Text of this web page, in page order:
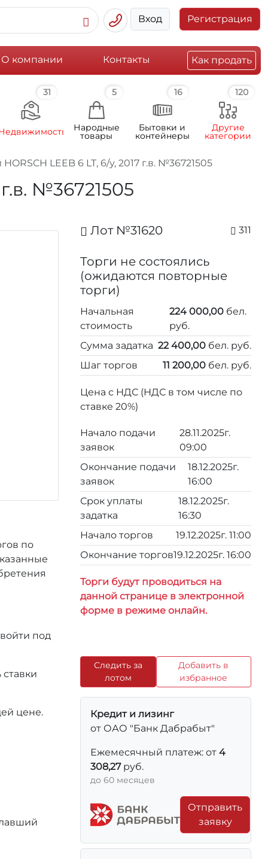
Вход Регистрация
О компании Контакты Как продать
31 5
Народные
товары
16
Бытовки и
контейнеры
120
Другие
категории
LEEB 6 LT, 6/у, 2017 г.в. №36721505
№36721505
по
под
цене.
Лот №31620 311
Торги не состоялись
(ожидаются повторные
торги)
Начальная
стоимость
224 000,00бел.
руб.
Сумма задатка 22 400,00 бел. руб.
Шаг торгов
11 200,00 бел. руб.
Цена с НДС (НДС в том числе по
ставке 20%)
Начало подачи
заявок
28.11.2025г.
09:00
Окончание подачи
заявок
18.12.2025г.
16:00
Срок уплаты
задатка
18.12.2025г.
16:30
Начало торгов
19.12.2025г. 11:00
Окончание торгов19.12.2025г. 16:00
Торги будут проводиться на
данной странице в электронной
форме в режиме онлайн.
Следить за
лотом
Добавить в
избранное
Кредит и лизинг
от ОАО "Банк Дабрабыт"
Ежемесячный платеж: от 4
308,27руб.
до 60 месяцев
Отправить
заявку